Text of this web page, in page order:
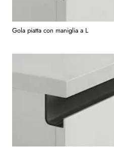
Gola piatta con maniglia a L